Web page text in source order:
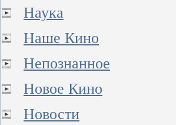
Наука
Наше Кино
Непознанное
Новое Кино
Новости